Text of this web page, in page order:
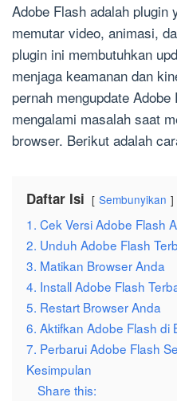
Adobe Flash adalah plugin
memutar video, animasi,
plugin ini membutuhkan
menjaga keamanan dan
pernah mengupdate
mengalami masalah saat
browser. Berikut adalah
Daftar Isi Sembunyikan
1. Cek Versi Adobe Flash
2. Unduh Adobe Flash
3. Matikan Browser Anda
4. Install Adobe Flash
5. Restart Browser Anda
6. Aktifkan Adobe Flash di
7. Perbarui Adobe Flash
Kesimpulan
Share this: